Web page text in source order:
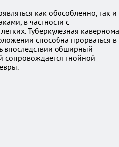
как обособленно, так и
в частности с
Туберкулезная кавернома
способна прорваться в
впоследствии обширный
сопровождается гнойной